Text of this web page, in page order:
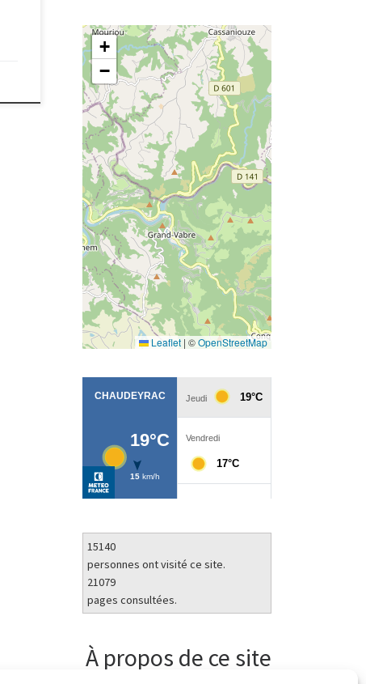
+
−
Leaflet | ©OpenStreetMap
15140
personnes ont visité ce site.
21079
pages consultées.
À propos de ce site